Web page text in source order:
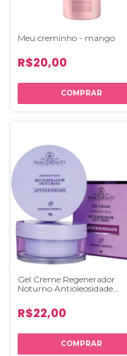
Meu creminho - mango
R$20,00
Gel Creme Regenerador
Noturno Antioleosidade
R$22,00